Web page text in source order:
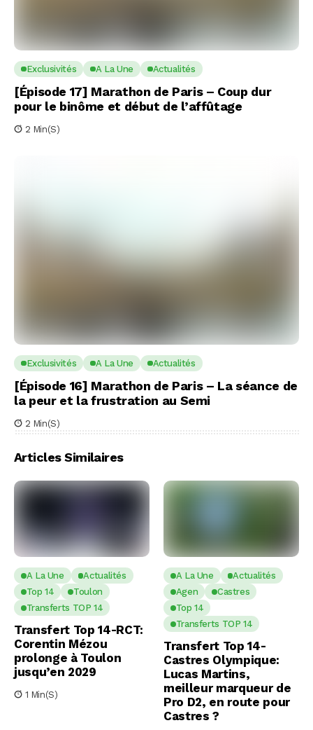
Exclusivités A La Une Actualités
[Épisode 17] Marathon de Paris – Coup dur
pour le binôme et début de l’affûtage
2 Min(s)
Exclusivités A La Une Actualités
[Épisode 16] Marathon de Paris – La séance de
la peur et la frustration au Semi
2 Min(s)
Articles Similaires
A La Une
Actualités
Top 14
Toulon
Transferts TOP 14
Transfert Top 14-RCT:
Corentin Mézou
prolonge à Toulon
jusqu’en 2029
1 Min(s)
A La Une
Actualités
Agen
Castres
Top 14
Transferts TOP 14
Transfert Top 14-
Castres Olympique:
Lucas Martins,
meilleur marqueur de
Pro D2, en route pour
Castres ?